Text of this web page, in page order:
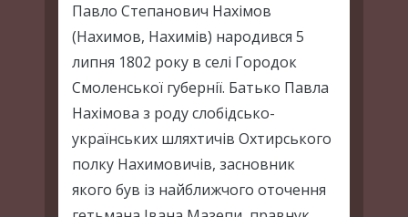
Павло Степанович Нахімов
(Нахимов, Нахимів) народився 5
липня 1802 року в селі Городок
Смоленської губернії. Батько Павла
Нахімова з роду слобідсько-
українських шляхтичів Охтирського
полку Нахимовичів, засновник
якого був із найближчого оточення